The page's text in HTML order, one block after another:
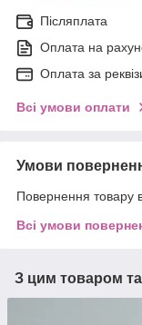
Післяплата
Оплата на
Оплата за
Всі умови оплати
Умови
Повернення товару
Всі умови
З цим товаром